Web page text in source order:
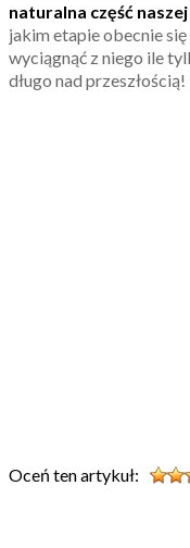
naturalna część
jakim etapie obecnie
wyciągnąć z niego ile
długo nad przeszłością!
Oceń ten artykuł: